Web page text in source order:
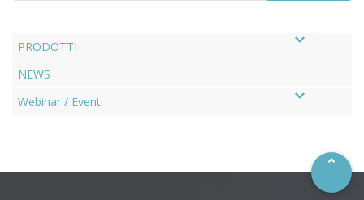
PRODOTTI
NEWS
Webinar / Eventi